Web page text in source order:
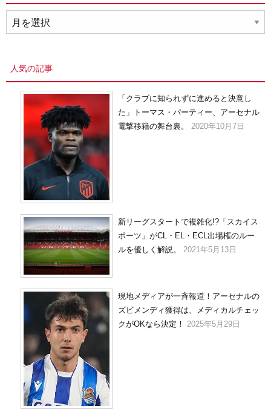
ー
人気の記事
「クラブに知られずに進めると決意し
た」トーマス・パーティー、アーセナル
電撃移籍の舞台裏。
2020年10月7日
新リーグスタートで複雑化!?「スカイス
ポーツ」がCL・EL・ECL出場権のルー
ルを優しく解説。
2021年5月13日
現地メディアが一斉報道！アーセナルの
ズビメンディ獲得は、メディカルチェッ
クがOKなら決定！
2025年5月29日